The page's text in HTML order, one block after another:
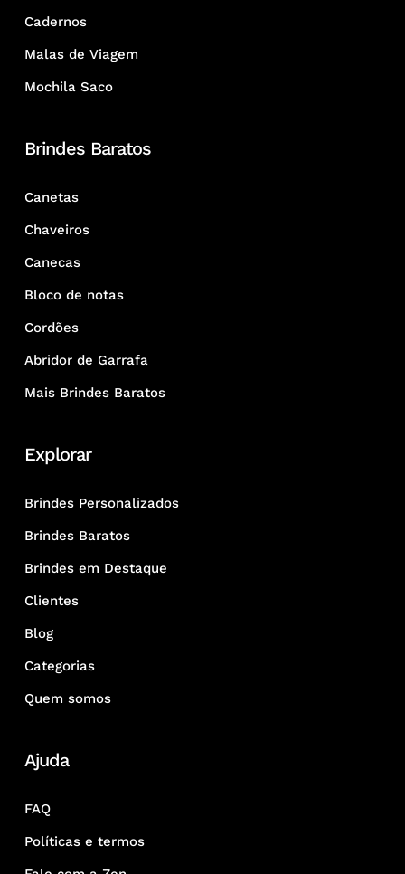
Cadernos
Malas de Viagem
Mochila Saco
Brindes Baratos
Canetas
Chaveiros
Canecas
Bloco de notas
Cordões
Abridor de Garrafa
Mais Brindes Baratos
Explorar
Brindes Personalizados
Brindes Baratos
Brindes em Destaque
Clientes
Blog
Categorias
Quem somos
Ajuda
FAQ
Políticas e termos